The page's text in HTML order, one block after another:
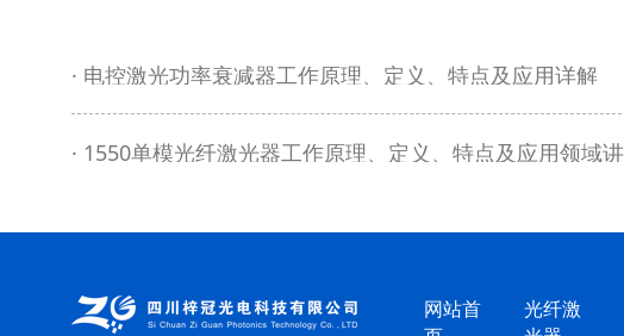
电控激光功率衰减器工作原理、定义、特点及应用详解
1550单模光纤激光器工作原理、定义、特点及应用领域
网站首
光纤激